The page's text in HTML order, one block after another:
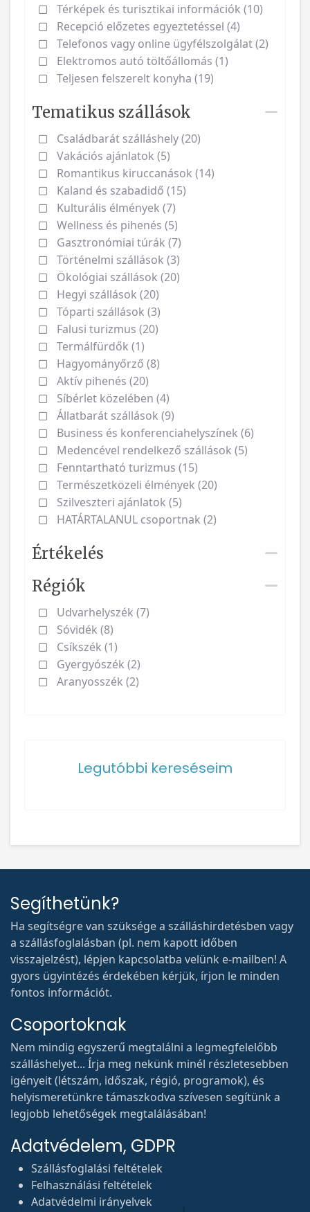
Térképek és turisztikai információk (10)
Recepció előzetes egyeztetéssel (4)
Telefonos vagy online ügyfélszolgálat (2)
Elektromos autó töltőállomás (1)
Teljesen felszerelt konyha (19)
Tematikus szállások
Családbarát szálláshely (20)
Vakációs ajánlatok (5)
Romantikus kiruccanások (14)
Kaland és szabadidő (15)
Kulturális élmények (7)
Wellness és pihenés (5)
Gasztronómiai túrák (7)
Történelmi szállások (3)
Ökológiai szállások (20)
Hegyi szállások (20)
Tóparti szállások (3)
Falusi turizmus (20)
Termálfürdők (1)
Hagyományőrző (8)
Aktív pihenés (20)
Síbérlet közelében (4)
Állatbarát szállások (9)
Business és konferenciahelyszínek (6)
Medencével rendelkező szállások (5)
Fenntartható turizmus (15)
Természetközeli élmények (20)
Szilveszteri ajánlatok (5)
HATÁRTALANUL csoportnak (2)
Értékelés
Régiók
Udvarhelyszék (7)
Sóvidék (8)
Csíkszék (1)
Gyergyószék (2)
Aranyosszék (2)
Legutóbbi kereséseim
Segíthetünk?
Ha segítségre van szüksége a szálláshirdetésben vagy
a szállásfoglalásban (pl. nem kapott időben
visszajelzést), lépjen kapcsolatba velünk e-mailben! A
gyors ügyintézés érdekében kérjük, írjon le minden
fontos információt.
Csoportoknak
Nem mindig egyszerű megtalálni a legmegfelelőbb
szálláshelyet... Írja meg nekünk minél részletesebben
igényeit (létszám, időszak, régió, programok), és
helyismeretünkre támaszkodva szívesen segítünk a
legjobb lehetőségek megtalálásában!
Adatvédelem, GDPR
Szállásfoglalási feltételek
Felhasználási feltételek
Adatvédelmi irányelvek